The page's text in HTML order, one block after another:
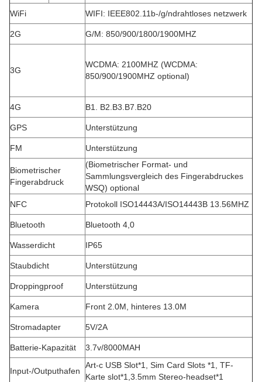
WiFi WIFI: IEEE802.11b-/g/ndrahtloses netzwerk
2G G/M: 850/900/1800/1900MHZ
3G
WCDMA: 2100MHZ (WCDMA:
850/900/1900MHZ optional)
4G B1. B2.B3.B7.B20
GPS Unterstützung
FM Unterstützung
Biometrischer
Fingerabdruck
(Biometrischer Format- und
Sammlungsvergleich des Fingerabdruckes
WSQ) optional
NFC
Protokoll ISO14443A/ISO14443B 13.56MHZ
Bluetooth Bluetooth 4,0
Wasserdicht IP65
Staubdicht Unterstützung
Droppingproof Unterstützung
Kamera Front 2.0M, hinteres 13.0M
Stromadapter 5V/2A
Batterie-Kapazität 3.7v/8000MAH
Input-/Outputhafen
Art-c USB Slot*1, Sim Card Slots *1, TF-
Karte slot*1,3.5mm Stereo-headset*1